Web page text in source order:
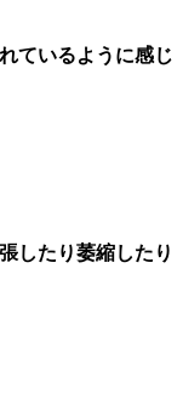
ているように感じ
したり萎縮したり